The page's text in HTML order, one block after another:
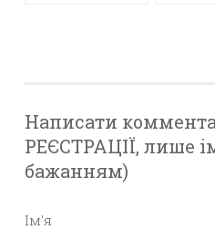
Написати
РЕЄСТРАЦІЇ, лише
бажанням)
Ім'я